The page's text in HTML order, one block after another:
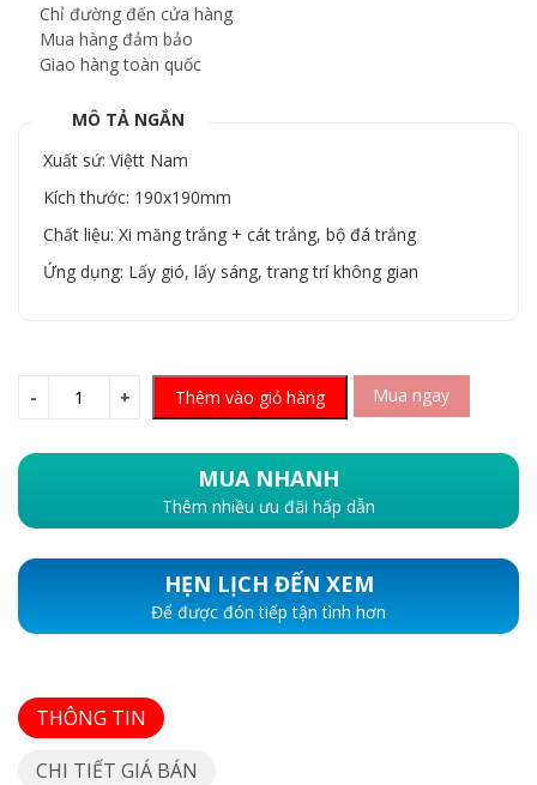
Chỉ đường đến cửa hàng
Mua hàng đảm bảo
Giao hàng toàn quốc
MÔ TẢ NGẮN
Xuất sứ: Việtt Nam
Kích thước: 190x190mm
Chất liệu: Xi măng trắng + cát trắng, bộ đá trắng
Ứng dụng: Lấy gió, lấy sáng, trang trí không gian
Thêm vào giỏ hàng Mua ngay
MUA NHANH
Thêm nhiều ưu đãi hấp dẫn
HẸN LỊCH ĐẾN XEM
Để được đón tiếp tận tình hơn
THÔNG TIN
CHI TIẾT GIÁ BÁN